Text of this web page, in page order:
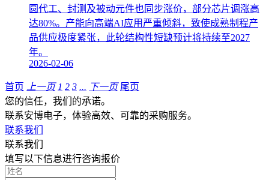
圆代工、封测及被动元件也同步涨价，部分芯片调涨高
达80%。产能向高端AI应用严重倾斜，致使成熟制程产
品供应极度紧张，此轮结构性短缺预计将持续至2027
年。
2026-02-06
首页 上一页 1 2 3 ... 下一页 尾页
您的信任，我们的承诺。
联系安博电子，体验高效、可靠的采购服务。
联系我们
联系我们
填写以下信息进行咨询报价